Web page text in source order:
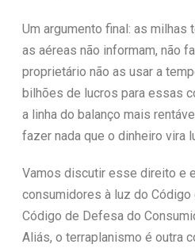
Um argumento final: as milhas
as aéreas não informam, não
proprietário não as usar a
bilhões de lucros para essas
a linha do balanço mais
fazer nada que o dinheiro vira
Vamos discutir esse direito e
consumidores à luz do
Código de Defesa do
Aliás, o terraplanismo é outra